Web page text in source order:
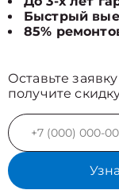
Быстрый
85%
Оставьте
получите